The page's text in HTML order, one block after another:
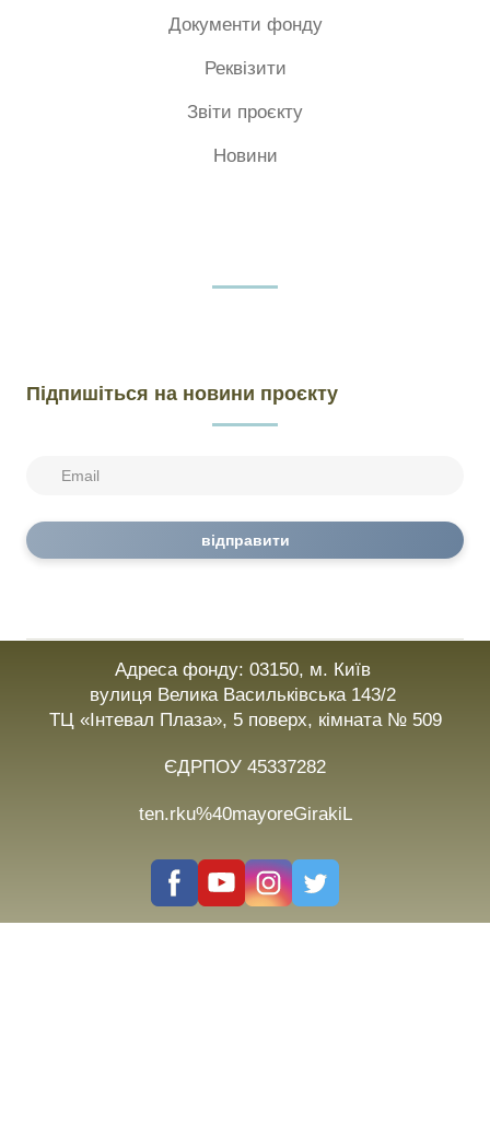
Документи фонду
Реквізити
Звіти проєкту
Новини
Підпишіться на новини проєкту
відправити
Адреса фонду: 03150, м. Київ
вулиця Велика Васильківська 143/2
ТЦ «Інтевал Плаза», 5 поверх, кімната № 509
ЄДРПОУ 45337282
ten.rku%40mayoreGirakiL